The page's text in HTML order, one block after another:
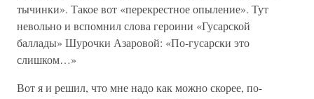
тычинки». Такое вот «перекрестное опыление». Тут
невольно и вспомнил слова героини «Гусарской
баллады» Шурочки Азаровой: «По-гусарски это
слишком…»
Вот я и решил, что мне надо как можно скорее, по-